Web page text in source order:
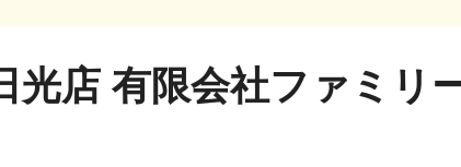
光店 有限会社ファミリ